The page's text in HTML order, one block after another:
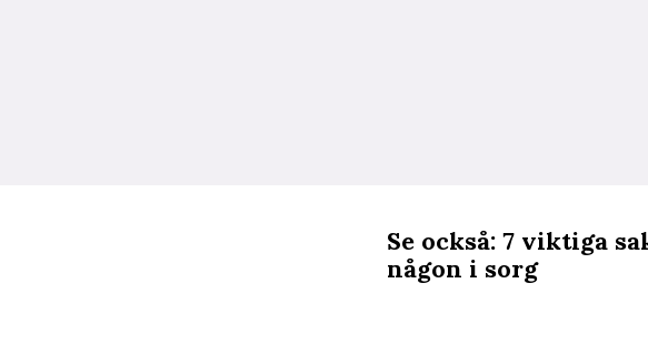
Se också: 7 viktiga
någon i sorg